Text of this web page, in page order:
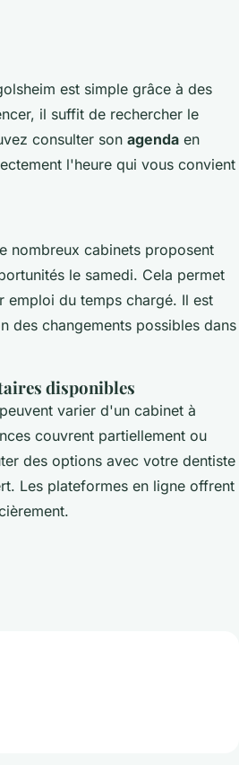
est simple grâce à des
il suffit de rechercher le
consulter son agenda en
l'heure qui vous convient
nombreux cabinets proposent
le samedi. Cela permet
emploi du temps chargé. Il est
des changements possibles dans
disponibles
varier d'un cabinet à
couvrent partiellement ou
des options avec votre dentiste
Les plateformes en ligne offrent